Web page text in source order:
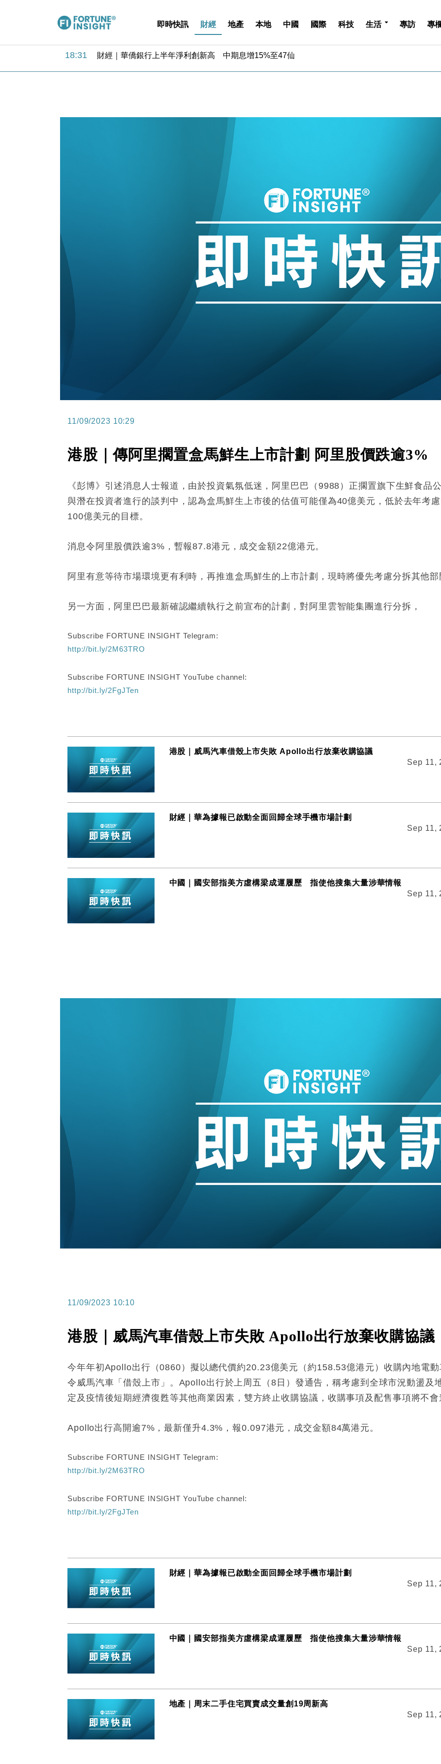
即時快訊 財經 地產 本地 中國 國際 科技 生活 專訪 專
財經｜華僑銀行上半年淨利創新高 中期息增15%至47仙
財經｜滙豐上調香港今年GDP預測至4.5% 看好貿易及消費表現
16:47 本地｜假冒內地執法人員要求交「保證金」 43歲女子損失近6900萬元
財經｜內地7月美元計價出口增近24%勝預期 貿易順差達1125億美元
財經｜日本春季三度入市撐日圓 4月單日斥6.28萬億日圓干預創新高
財經｜SA售股自救後再出手 斥4億美元押注未上市公司
財經｜華僑銀行上半年淨利創新高 中期息增15%至47仙
財經｜滙豐上調香港今年GDP預測至4.5% 看好貿易及消費表現
本地｜假冒內地執法人員要求交「保證金」 43歲女子損失近6900萬元
財經｜恒隆10月換帥 玩具「反」斗城亞洲CEO蔡德粦接任
財經｜韓股反覆波動收跌 連挫7周創逾3年最長跌勢
財經｜內地7月美元計價出口增近24%勝預期 貿易順差達1125億美元
12:44 財經｜日本春季三度入市撐日圓 4月單日斥6.28萬億日圓干預創新高
11:12 國際｜特朗普料美伊戰事快結束 承認部分彈藥庫存緊張
15:59 財經｜SA售股自救後再出手 斥4億美元押注未上市公司
11/09/2023 10:29
港股｜傳阿里擱置盒馬鮮生上市計劃 阿里股價跌逾3%
《彭博》引述消息人士報道，由於投資氣氛低迷，阿里巴巴（9988）正擱置旗下生鮮食品
與潛在投資者進行的談判中，認為盒馬鮮生上市後的估值可能僅為40億美元，低於去年考
100億美元的目標。
消息令阿里股價跌逾3%，暫報87.8港元，成交金額22億港元。
阿里有意等待市場環境更有利時，再推進盒馬鮮生的上市計劃，現時將優先考慮分拆其他
另一方面，阿里巴巴最新確認繼續執行之前宣布的計劃，對阿里雲智能集團進行分拆，
Subscribe FORTUNE INSIGHT Telegram:
http://bit.ly/2M63TRO
Subscribe FORTUNE INSIGHT YouTube channel:
http://bit.ly/2FgJTen
港股｜威馬汽車借殼上市失敗 Apollo出行放棄收購協議
Sep 11,
財經｜華為據報已啟動全面回歸全球手機市場計劃
Sep 11,
中國｜國安部指美方虛構梁成運履歷 指使他搜集大量涉華情報
Sep 11,
11/09/2023 10:10
港股｜威馬汽車借殼上市失敗 Apollo出行放棄收購協議
今年年初Apollo出行（0860）擬以總代價約20.23億美元（約158.53億港元）收購內地電
令威馬汽車「借殼上市」。Apollo出行於上周五（8日）發通告，稱考慮到全球市況動盪及
定及疫情後短期經濟復甦等其他商業因素，雙方終止收購協議，收購事項及配售事項將不
Apollo出行高開逾7%，最新僅升4.3%，報0.097港元，成交金額84萬港元。
Subscribe FORTUNE INSIGHT Telegram:
http://bit.ly/2M63TRO
Subscribe FORTUNE INSIGHT YouTube channel:
http://bit.ly/2FgJTen
財經｜華為據報已啟動全面回歸全球手機市場計劃
Sep 11,
中國｜國安部指美方虛構梁成運履歷 指使他搜集大量涉華情報
Sep 11,
地產｜周末二手住宅買賣成交量創19周新高
Sep 11,